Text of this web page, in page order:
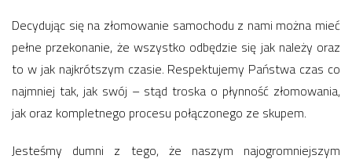
Decydując się na złomowanie samochodu z nami można mieć
pełne przekonanie, że wszystko odbędzie się jak należy oraz
to w jak najkrótszym czasie. Respektujemy Państwa czas co
najmniej tak, jak swój – stąd troska o płynność złomowania,
jak oraz kompletnego procesu połączonego ze skupem.
Jesteśmy dumni z tego, że naszym najogromniejszym